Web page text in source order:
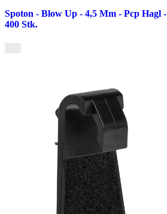
Spoton - Blow Up - 4,5 Mm - Pcp Hagl -
400 Stk.